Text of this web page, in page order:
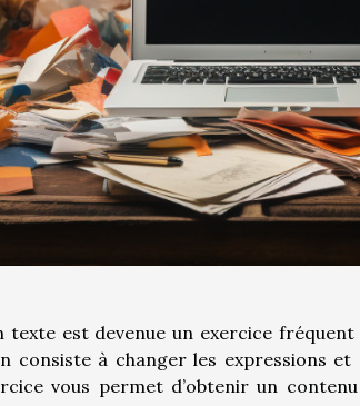
texte est devenue un exercice
consiste à changer les expressions et
vous permet d’obtenir un